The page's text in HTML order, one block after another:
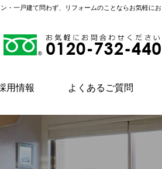
・一戸建て問わず、リフォームのことならお気軽にお
用情報 よくあるご質問